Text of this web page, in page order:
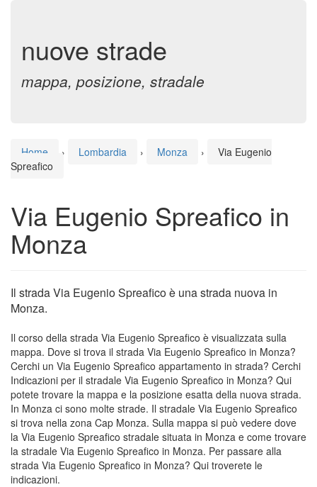
nuove strade
mappa, posizione, stradale
Home › Lombardia › Monza ›
Via Eugenio
Spreafico
Via Eugenio Spreafico in
Monza
Il strada Via Eugenio Spreafico è una strada nuova in
Monza.
Il corso della strada Via Eugenio Spreafico è visualizzata sulla
mappa. Dove si trova il strada Via Eugenio Spreafico in Monza?
Cerchi un Via Eugenio Spreafico appartamento in strada? Cerchi
Indicazioni per il stradale Via Eugenio Spreafico in Monza? Qui
potete trovare la mappa e la posizione esatta della nuova strada.
In Monza ci sono molte strade. Il stradale Via Eugenio Spreafico
si trova nella zona Cap Monza. Sulla mappa si può vedere dove
la Via Eugenio Spreafico stradale situata in Monza e come trovare
la stradale Via Eugenio Spreafico in Monza. Per passare alla
strada Via Eugenio Spreafico in Monza? Qui troverete le
indicazioni.